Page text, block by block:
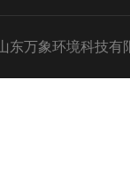
东万象环境科技有